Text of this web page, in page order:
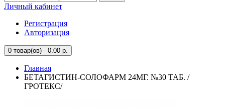
Личный кабинет
Регистрация
Авторизация
0 товар(ов) - 0.00 р.
Главная
БЕТАГИСТИН-СОЛОФАРМ 24МГ. №30 ТАБ. /
ГРОТЕКС/